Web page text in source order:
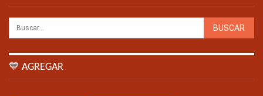
💙 AGREGAR